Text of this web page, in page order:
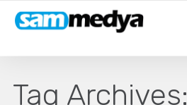
Tag Archives: